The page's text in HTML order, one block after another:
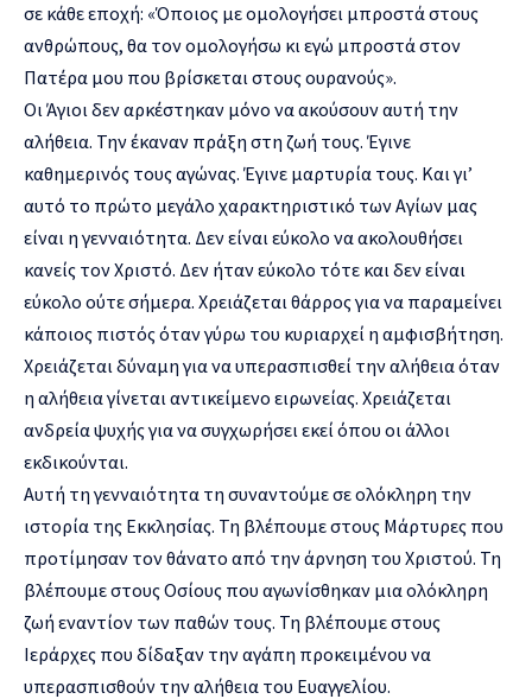
σε κάθε εποχή: «Όποιος με ομολογήσει μπροστά στους
ανθρώπους, θα τον ομολογήσω κι εγώ μπροστά στον
Πατέρα μου που βρίσκεται στους ουρανούς».
Οι Άγιοι δεν αρκέστηκαν μόνο να ακούσουν αυτή την
αλήθεια. Την έκαναν πράξη στη ζωή τους. Έγινε
καθημερινός τους αγώνας. Έγινε μαρτυρία τους. Και γι’
αυτό το πρώτο μεγάλο χαρακτηριστικό των Αγίων μας
είναι η γενναιότητα. Δεν είναι εύκολο να ακολουθήσει
κανείς τον Χριστό. Δεν ήταν εύκολο τότε και δεν είναι
εύκολο ούτε σήμερα. Χρειάζεται θάρρος για να παραμείνει
κάποιος πιστός όταν γύρω του κυριαρχεί η αμφισβήτηση.
Χρειάζεται δύναμη για να υπερασπισθεί την αλήθεια όταν
η αλήθεια γίνεται αντικείμενο ειρωνείας. Χρειάζεται
ανδρεία ψυχής για να συγχωρήσει εκεί όπου οι άλλοι
εκδικούνται.
Αυτή τη γενναιότητα τη συναντούμε σε ολόκληρη την
ιστορία της Εκκλησίας. Τη βλέπουμε στους Μάρτυρες που
προτίμησαν τον θάνατο από την άρνηση του Χριστού. Τη
βλέπουμε στους Οσίους που αγωνίσθηκαν μια ολόκληρη
ζωή εναντίον των παθών τους. Τη βλέπουμε στους
Ιεράρχες που δίδαξαν την αγάπη προκειμένου να
υπερασπισθούν την αλήθεια του Ευαγγελίου.